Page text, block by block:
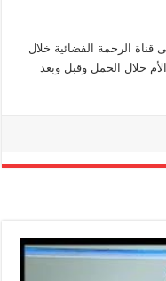
قناة الرحمة الفضائية خلال
خلال الحمل وقبل وبعد